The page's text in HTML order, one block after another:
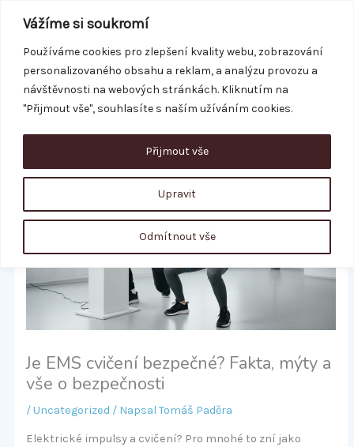
Vážíme si soukromí
Používáme cookies pro zlepšení kvality webu, zobrazování
personalizovaného obsahu a reklam, a analýzu provozu a
návštěvnosti na webových stránkách. Kliknutím na
"Přijmout vše", souhlasíte s naším užíváním cookies.
Upravit
Odmítnout vše
Přijmout vše
obsah
REZERVACE
Je EMS cvičení bezpečné? Fakta, mýty a
vše o bezpečnosti
/Uncategorized / NapsalTomáš Paděra
Elektrické impulsy a cvičení? Pro mnohé to zní jako